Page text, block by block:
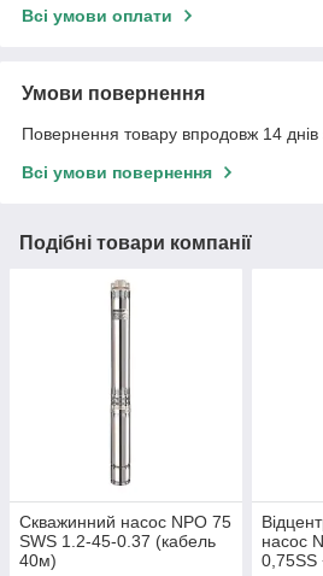
Всі умови оплати
Умови повернення
Повернення товару впродовж 14 днів
Всі умови повернення
Подібні товари компанії
Скважинний насос NPO 75
SWS 1.2-45-0.37 (кабель
40м)
насос
0,75SS